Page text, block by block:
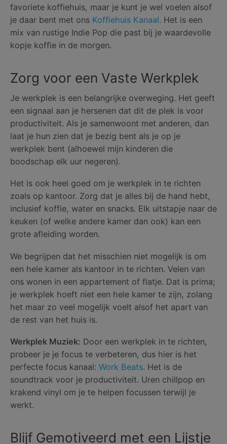
favoriete koffiehuis, maar je kunt je wel voelen alsof
je daar bent met ons Koffiehuis Kanaal. Het is een
mix van rustige Indie Pop die past bij je waardevolle
kopje koffie in de morgen.
Zorg voor een Vaste Werkplek
Je werkplek is een belangrijke overweging. Het geeft
een signaal aan je hersenen dat dit de plek is voor
productiviteit. Als je samenwoont met anderen, dan
laat je hun zien dat je bezig bent als je op je
werkplek bent (alhoewel mijn kinderen die
boodschap elk uur negeren).
Het is ook heel goed om je werkplek in te richten
zoals op kantoor. Zorg dat je alles bij de hand hebt,
inclusief koffie, water en snacks. Elk uitstapje naar de
keuken (of welke andere kamer dan ook) kan een
grote afleiding worden.
We begrijpen dat het misschien niet mogelijk is om
een hele kamer als kantoor in te richten. Velen van
ons wonen in een appartement of flatje. Dat is prima;
je werkplek hoeft niet een hele kamer te zijn, zolang
het maar zo veel mogelijk voelt alsof het apart van
de rest van het huis is.
Werkplek Muziek: Door een werkplek in te richten,
probeer je je focus te verbeteren, dus hier is het
perfecte focus kanaal: Work Beats. Het is de
soundtrack voor je productiviteit. Uren chillpop en
krakend vinyl om je te helpen focussen terwijl je
werkt.
Blijf Gemotiveerd met een Lijstje